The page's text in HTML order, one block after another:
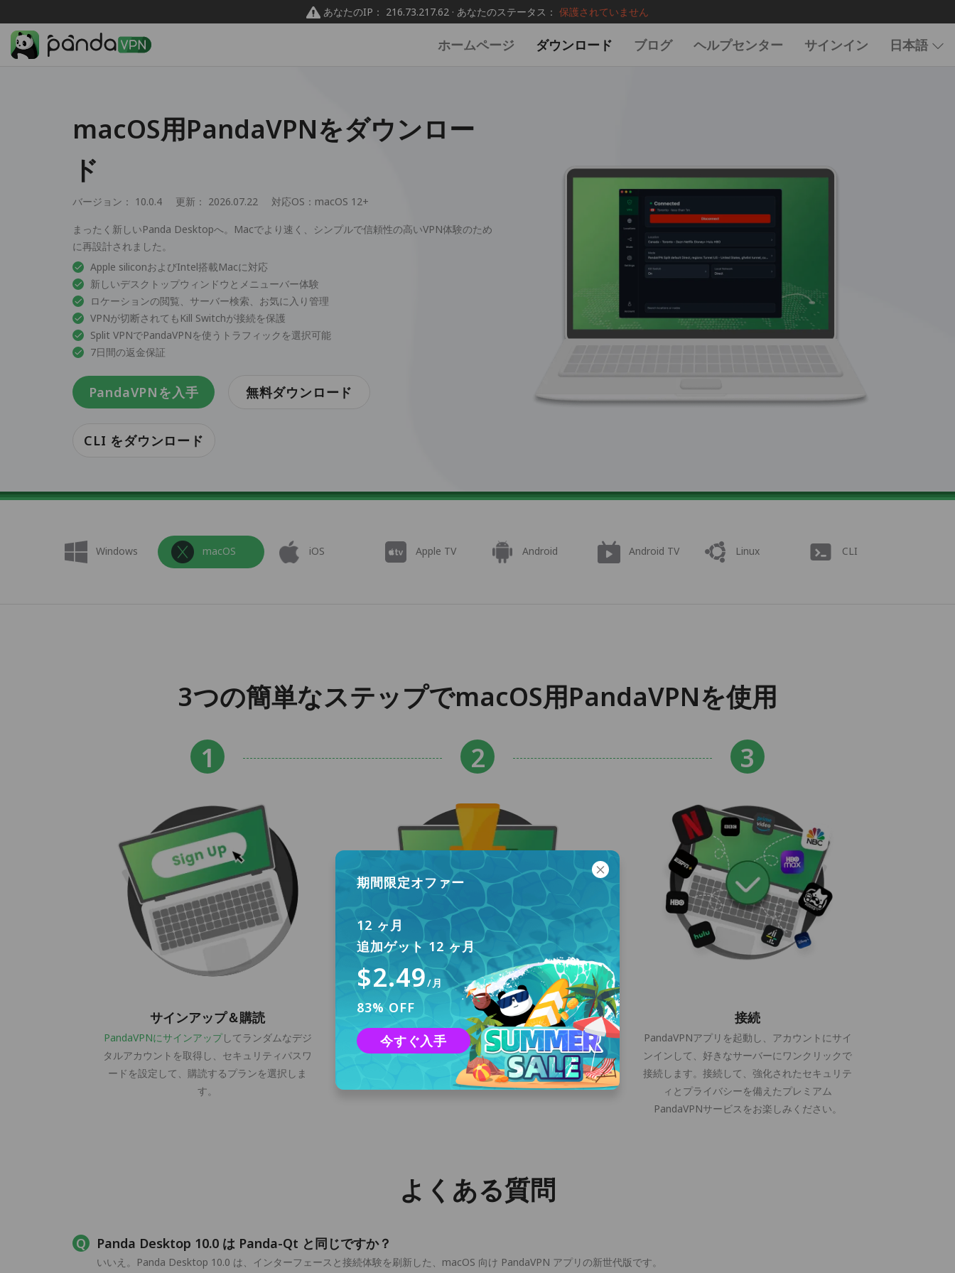
あなたのIP： 216.73.217.62 · あなたのステータス： 保護されていません
ホームページ ダウンロード ブログ ヘルプセンター サインイン 日本語
macOS用PandaVPNをダウンロー
ド
バージョン： 10.0.4 更新： 2026.07.22 対応OS： macOS 12+
まったく新しいPanda Desktopへ。Macでより速く、シンプルで信頼性の高いVPN体験のため
に再設計されました。
Apple siliconおよびIntel搭載Macに対応
新しいデスクトップウィンドウとメニューバー体験
ロケーションの閲覧、サーバー検索、お気に入り管理
VPNが切断されてもKill Switchが接続を保護
Split VPNでPandaVPNを使うトラフィックを選択可能
7日間の返金保証
PandaVPNを入手 無料ダウンロード
CLI をダウンロード
Windows macOS iOS Apple TV Android Android TV Linux CLI
3つの簡単なステップでmacOS用PandaVPNを使用
サインアップ＆購読
PandaVPNにサインアップしてランダムなデジ
タルアカウントを取得し、セキュリティパスワ
ードを設定して、購読するプランを選択しま
す。
ダウンロード＆インストール
「無料ダウンロード」をクリックしてmacOS用
PandaVPNをダウンロードし、コンピュータに
インストールします。
接続
PandaVPNアプリを起動し、アカウントにサイ
ンインして、好きなサーバーにワンクリックで
接続します。接続して、強化されたセキュリテ
ィとプライバシーを備えたプレミアム
PandaVPNサービスをお楽しみください。
よくある質問
Panda Desktop 10.0 は Panda-Qt と同じですか？
いいえ。Panda Desktop 10.0 は、インターフェースと接続体験を刷新した、macOS 向け PandaVPN アプリの新世代版です。
期間限定オファー
12 ヶ月
追加ゲット 12 ヶ月
$2.49/月
83% OFF
今すぐ入手